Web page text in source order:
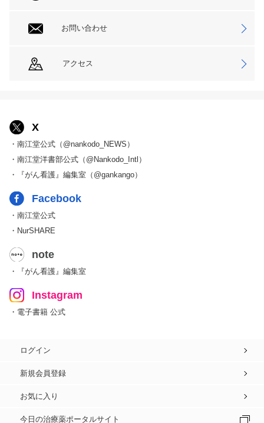
お問い合わせ
アクセス
X
・南江堂公式（@nankodo_NEWS）
・南江堂洋書部公式（@Nankodo_Intl）
・『がん看護』編集室（@gankango）
Facebook
・南江堂公式
・NurSHARE
note
・『がん看護』編集室
Instagram
・電子書籍 公式
ログイン
新規会員登録
お気に入り
今日の治療薬ポータルサイト